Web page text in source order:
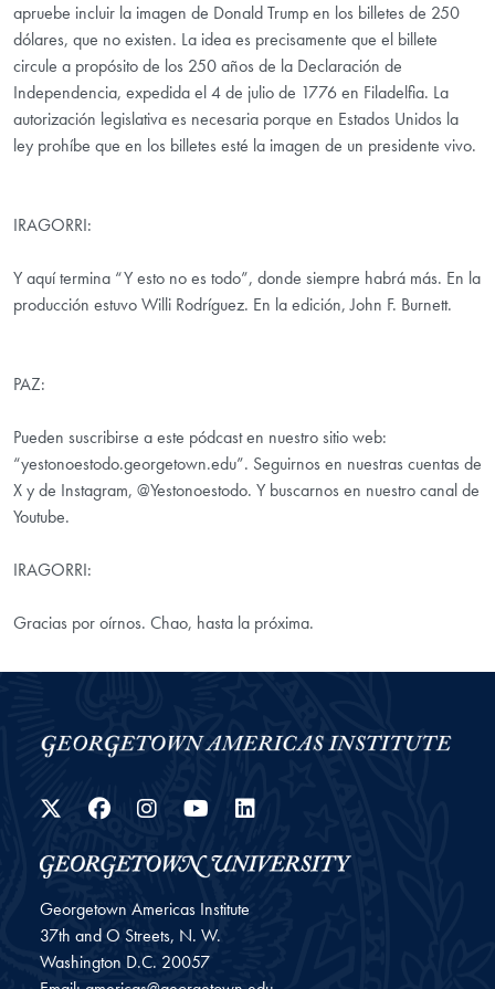
apruebe incluir la imagen de Donald Trump en los billetes de 250
dólares, que no existen. La idea es precisamente que el billete
circule a propósito de los 250 años de la Declaración de
Independencia, expedida el 4 de julio de 1776 en Filadelfia. La
autorización legislativa es necesaria porque en Estados Unidos la
ley prohíbe que en los billetes esté la imagen de un presidente vivo.
IRAGORRI:
Y aquí termina “Y esto no es todo”, donde siempre habrá más. En la
producción estuvo Willi Rodríguez. En la edición, John F. Burnett.
PAZ:
Pueden suscribirse a este pódcast en nuestro sitio web:
“yestonoestodo.georgetown.edu”. Seguirnos en nuestras cuentas de
X y de Instagram, @Yestonoestodo. Y buscarnos en nuestro canal de
Youtube.
IRAGORRI:
Gracias por oírnos. Chao, hasta la próxima.
Twitter
Facebook
Instagram
YouTube
Georgetown Americas Institute
37th and O Streets, N. W.
Washington D.C. 20057